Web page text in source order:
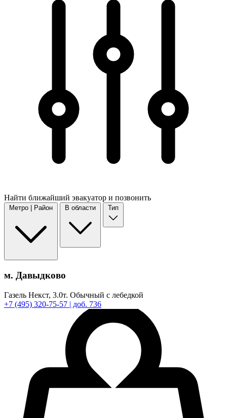
Найти ближайший эвакуатор и позвонить
Метро | Район В области Тип
м. Давыдково
Газель Некст, 3.0т. Обычный с лебедкой
+7 (495) 320-75-57 | доб. 736